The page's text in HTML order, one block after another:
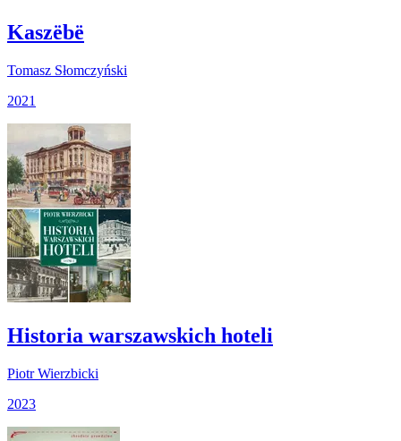
Kaszëbë
Tomasz Słomczyński
2021
Historia warszawskich hoteli
Piotr Wierzbicki
2023